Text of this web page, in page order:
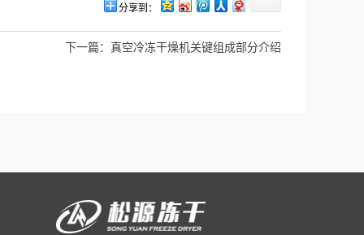
分享到：
下一篇： 真空冷冻干燥机关键组成部分介绍